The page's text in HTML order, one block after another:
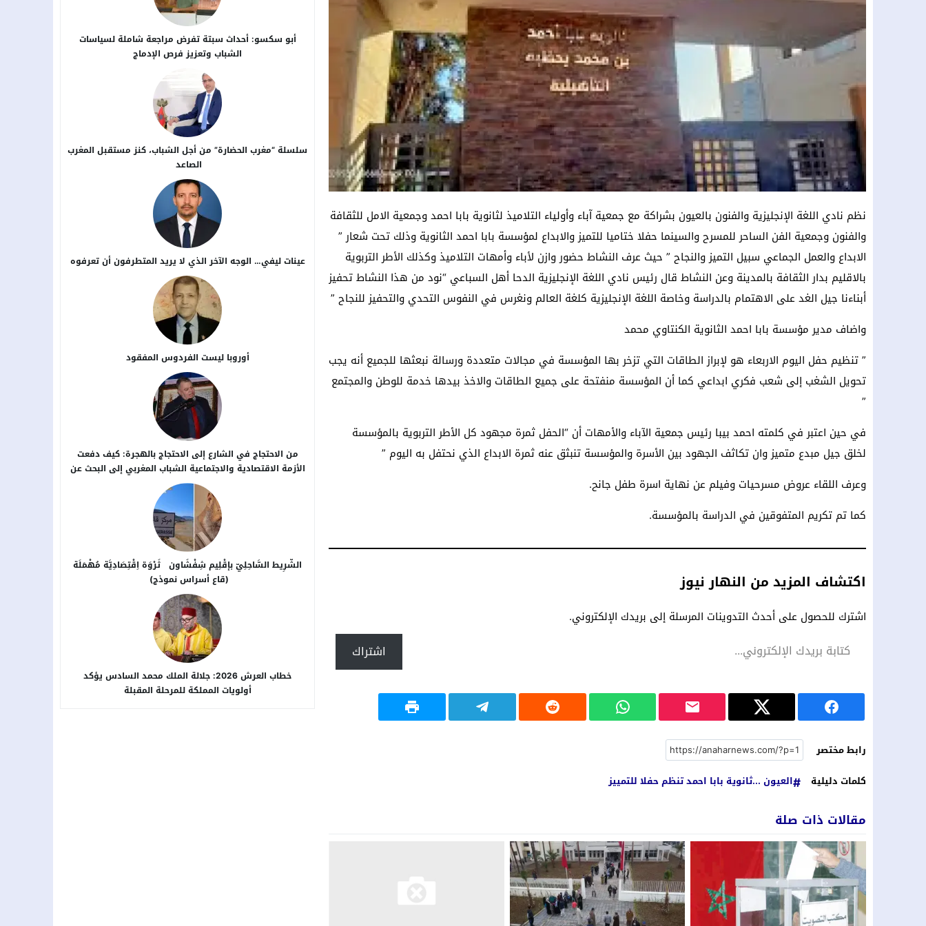
نظم نادي اللغة الإنجليزية والفنون بالعيون بشراكة مع جمعية آباء وأولياء التلاميذ لثانوية بابا احمد وجمعية الامل للثقافة
والفنون وجمعية الفن الساحر للمسرح والسينما حفلا ختاميا للتميز والابداع لمؤسسة بابا احمد الثانوية وذلك تحت شعار ”
الابداع والعمل الجماعي سبيل التميز والنجاح ” حيث عرف النشاط حضور وازن لأباء وأمهات التلاميذ وكذلك الأطر التربوية
بالاقليم بدار الثقافة بالمدينة وعن النشاط قال رئيس نادي اللغة الإنجليزية الدحا أهل السباعي “نود من هذا النشاط تحفيز
أبناءنا جيل الغد على الاهتمام بالدراسة وخاصة اللغة الإنجليزية كلغة العالم ونغرس في النفوس التحدي والتحفيز للنجاح ”
واضاف مدير مؤسسة بابا احمد الثانوية الكنتاوي محمد
” تنظيم حفل اليوم الاربعاء هو لإبراز الطاقات التي تزخر بها المؤسسة في مجالات متعددة ورسالة نبعثها للجميع أنه يجب
تحويل الشغب إلى شعب فكري ابداعي كما أن المؤسسة منفتحة على جميع الطاقات والاخذ بيدها خدمة للوطن والمجتمع
”
في حين اعتبر في كلمته احمد بيبا رئيس جمعية الآباء والأمهات أن “الحفل ثمرة مجهود كل الأطر التربوية بالمؤسسة
لخلق جيل مبدع متميز وان تكاثف الجهود بين الأسرة والمؤسسة تنبثق عنه ثمرة الابداع الذي نحتفل به اليوم ”
وعرف اللقاء عروض مسرحيات وفيلم عن نهاية اسرة طفل جانح.
كما تم تكريم المتفوقين في الدراسة بالمؤسسة.
اكتشاف المزيد من النهار نيوز
اشترك للحصول على أحدث التدوينات المرسلة إلى بريدك الإلكتروني.
اشتراك
رابط مختصر
كلمات دليلية
العيون ...ثانوية بابا احمد تنظم حفلا للتمييز
مقالات ذات صلة
أبو سكسو: أحداث سبتة تفرض مراجعة شاملة لسياسات
الشباب وتعزيز فرص الإدماج
سلسلة “مغرب الحضارة” من أجل ​الشباب، كنز مستقبل المغرب
الصاعد
عينات ليفي… الوجه الآخر الذي لا يريد المتطرفون أن تعرفوه
أوروبا ليست الفردوس المفقود
من الاحتجاج في الشارع إلى الاحتجاج بالهجرة: كيف دفعت
الأزمة الاقتصادية والاجتماعية الشباب المغربي إلى البحث عن
بدائل خارج الوطن؟
الشَّرِيط السَّاحِلِيّ بإقْلِيم شِفْشَاون ثَرْوَة اِقْتِصَادِيَّة مُهْمَلَة
(قاع أسراس نموذج)
خطاب العرش 2026: جلالة الملك محمد السادس يؤكد
أولويات المملكة للمرحلة المقبلة